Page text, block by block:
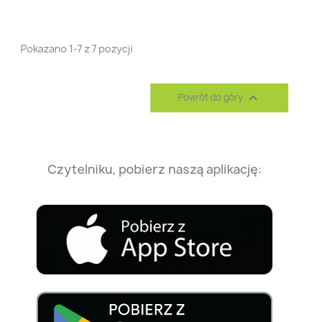
Pokazano 1-7 z 7 pozycji
Powrót do góry 
Czytelniku, pobierz naszą aplikację: